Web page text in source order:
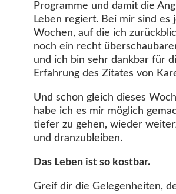
Programme und damit die
Leben regiert. Bei mir sind es
Wochen, auf die ich
noch ein recht
und ich bin sehr dankbar für
Erfahrung des Zitates von
Und schon gleich dieses
habe ich es mir möglich
tiefer zu gehen, wieder
und dranzubleiben.
Das Leben ist so kostbar.
Greif dir die Gelegenheiten,